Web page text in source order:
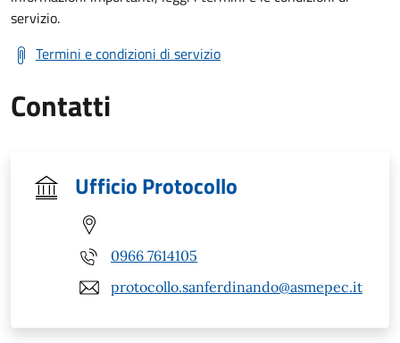
servizio.
Termini e condizioni di servizio
Contatti
Ufficio Protocollo
0966 7614105
protocollo.sanferdinando@asmepec.it